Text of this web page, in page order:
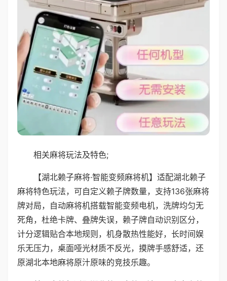
相关麻将玩法及特色;
【湖北赖子麻将·智能变频麻将机】适配湖北赖子
麻将特色玩法，可自定义赖子牌数量，支持136张麻将
牌对局，自动麻将机搭载智能变频电机，洗牌均匀无
死角，杜绝卡牌、叠牌失误，赖子牌自动识别区分，
计分逻辑贴合本地规则，机身散热性能好，长时间娱
乐无压力，桌面哑光材质不反光，摸牌手感舒适，还
原湖北本地麻将原汁原味的竞技乐趣。